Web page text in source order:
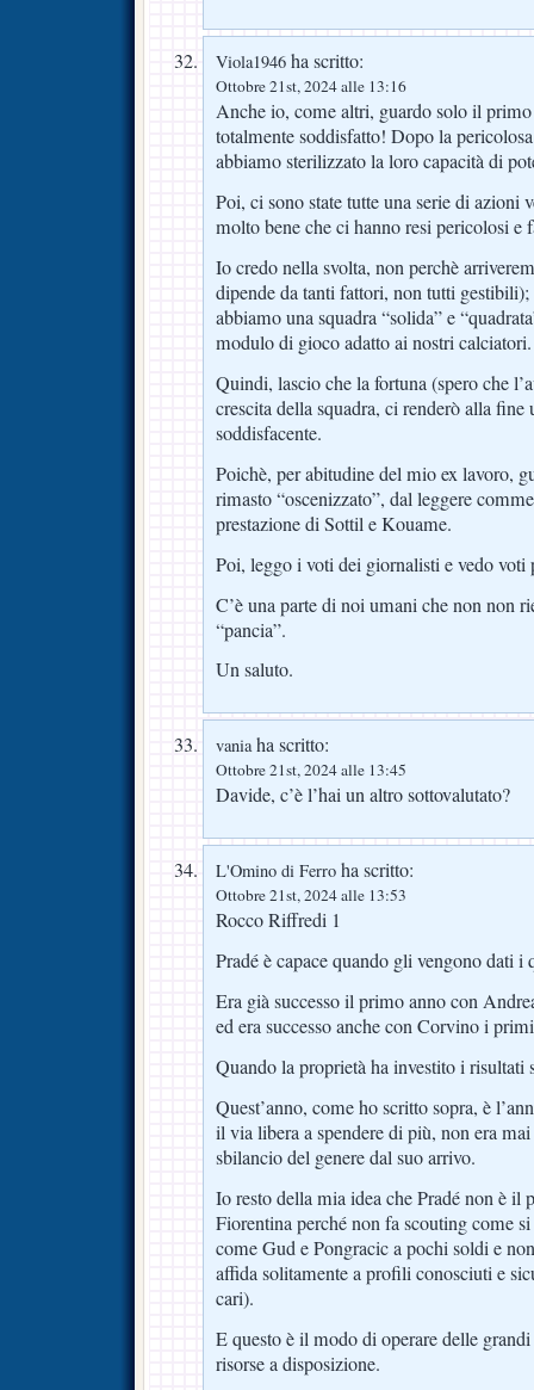
Viola1946 ha scritto:
Ottobre 21st, 2024 alle 13:16
Anche io, come altri, guardo solo il
totalmente soddisfatto! Dopo la
abbiamo sterilizzato la loro capacità di
Poi, ci sono state tutte una serie di azioni
molto bene che ci hanno resi pericolosi e
Io credo nella svolta, non perchè
dipende da tanti fattori, non tutti
abbiamo una squadra “solida” e
modulo di gioco adatto ai nostri calciatori.
Quindi, lascio che la fortuna (spero che
crescita della squadra, ci renderò alla
soddisfacente.
Poichè, per abitudine del mio ex lavoro,
rimasto “oscenizzato”, dal leggere
prestazione di Sottil e Kouame.
Poi, leggo i voti dei giornalisti e vedo voti
C’è una parte di noi umani che non non
“pancia”.
Un saluto.
vaniaha scritto:
Ottobre 21st, 2024 alle 13:45
Davide, c’è l’hai un altro sottovalutato?
L'Omino di Ferro ha scritto:
Ottobre 21st, 2024 alle 13:53
Rocco Riffredi 1
Pradé è capace quando gli vengono dati i
Era già successo il primo anno con
ed era successo anche con Corvino i
Quando la proprietà ha investito i risultati
Quest’anno, come ho scritto sopra, è
il via libera a spendere di più, non era
sbilancio del genere dal suo arrivo.
Io resto della mia idea che Pradé non è il
Fiorentina perché non fa scouting come
come Gud e Pongracic a pochi soldi e
affida solitamente a profili conosciuti e
cari).
E questo è il modo di operare delle
risorse a disposizione.